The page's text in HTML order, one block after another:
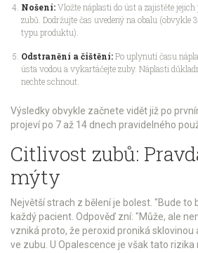
Nošení:Vložte náplasti do úst a zajistěte
zubů. Dodržujte čas uvedený na obalu (obvykle
typu produktu).
Odstranění a čištění:Po uplynutí času
ústa vodou a vykartáčejte zuby. Náplasti
nechte schnout.
Výsledky obvykle začnete vidět již po
projeví po 7 až 14 dnech pravidelného
Citlivost zubů:
mýty
Největší strach z bělení je bolest. "Bude to
každý pacient. Odpověď zní: "Může, ale
vzniká proto, že peroxid proniká sklovinou
ve zubu. U Opalescence je však tato